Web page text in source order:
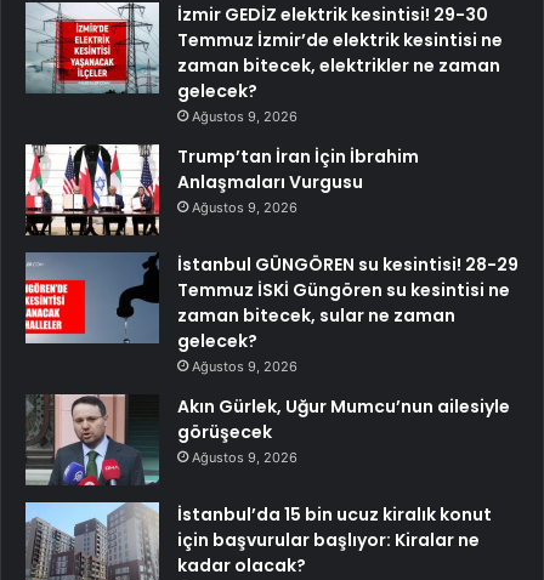
İzmir GEDİZ elektrik kesintisi! 29-30
Temmuz İzmir’de elektrik kesintisi ne
zaman bitecek, elektrikler ne zaman
gelecek?
Ağustos 9, 2026
Trump’tan İran İçin İbrahim
Anlaşmaları Vurgusu
Ağustos 9, 2026
İstanbul GÜNGÖREN su kesintisi! 28-29
Temmuz İSKİ Güngören su kesintisi ne
zaman bitecek, sular ne zaman
gelecek?
Ağustos 9, 2026
Akın Gürlek, Uğur Mumcu’nun ailesiyle
görüşecek
Ağustos 9, 2026
İstanbul’da 15 bin ucuz kiralık konut
için başvurular başlıyor: Kiralar ne
kadar olacak?